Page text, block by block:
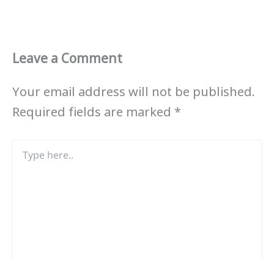
Leave a Comment
Your email address will not be published.
Required fields are marked *
here..